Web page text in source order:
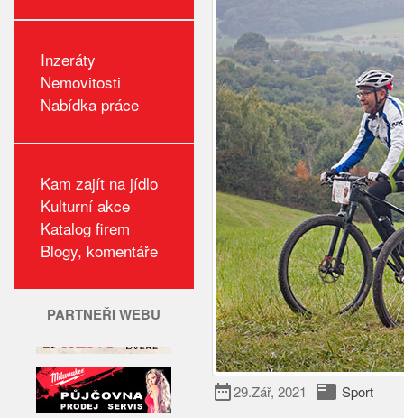
Inzeráty
Nemovitosti
Nabídka práce
Kam zajít na jídlo
Kulturní akce
Katalog firem
Blogy, komentáře
PARTNEŘI WEBU
date_range29.Zář, 2021 featured_play_list Sport